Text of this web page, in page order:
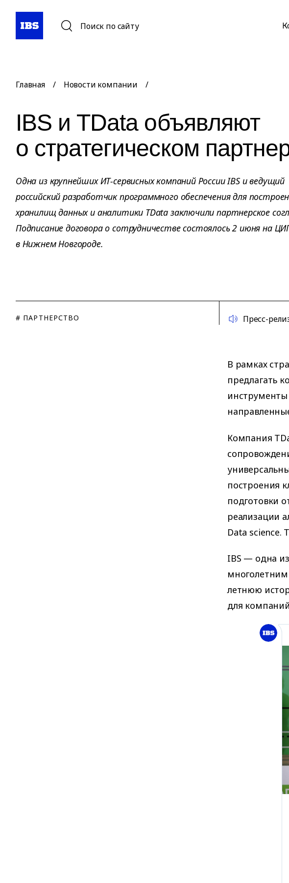
Поиск по сайту
Главная / Новости компании /
IBS и TData объявляют
о стратегическом
Одна из крупнейших ИТ-сервисных компаний России IBS и ведущий
российский разработчик программного обеспечения для
хранилищ данных и аналитики TData заключили партнерское
Подписание договора о сотрудничестве состоялось 2 июня на
в Нижнем Новгороде.
# ПАРТНЕРСТВО Пресс-
В рамках
предлагать
Компания
построения
подготовки
реализации
Data science.
IBS — одна
летнюю
для